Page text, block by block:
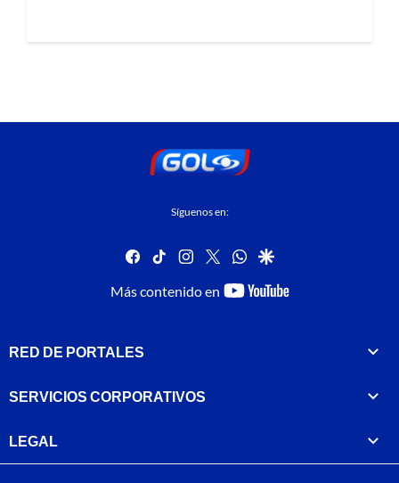
Síguenos en:
facebook
tiktok instagram
twitterwhatsapp
google
Más contenido en
youtube-
RED DE PORTALES
SERVICIOS CORPORATIVOS
LEGAL